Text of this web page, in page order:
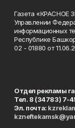
Газета «КРАСНОЕ
Управлении
информационных
Республике
02 - 01880 от
Отдел рекламы
Тел. 8 (34783) 7-
Эл. почта: